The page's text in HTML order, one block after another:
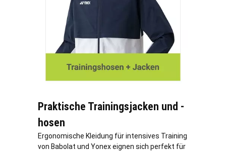
Praktische Trainingsjacken und -
hosen
Ergonomische Kleidung für intensives Training
von Babolat und Yonex eignen sich perfekt für